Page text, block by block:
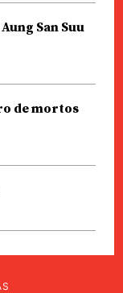
San Suu
de mortos